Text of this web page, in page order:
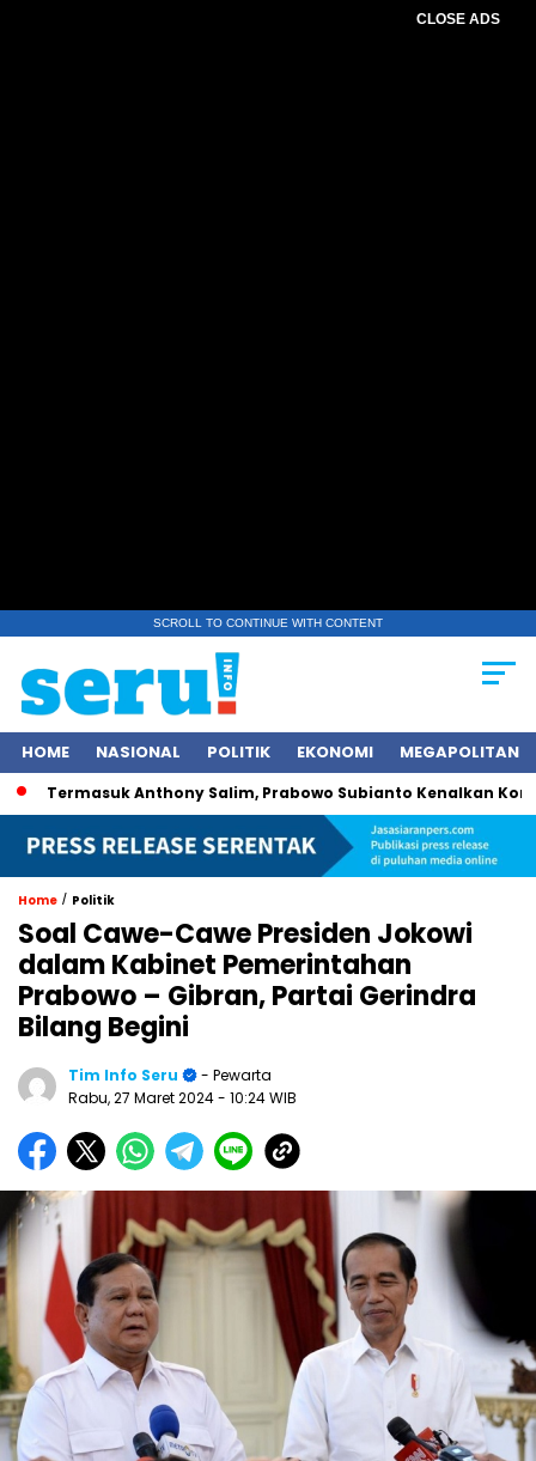
CLOSE ADS
SCROLL TO CONTINUE WITH CONTENT
HOME NASIONAL POLITIK EKONOMI MEGAPOLITAN
Termasuk Anthony Salim, Prabowo Subianto Kenalkan
Home / Politik
Soal Cawe-Cawe Presiden Jokowi
dalam Kabinet Pemerintahan
Prabowo – Gibran, Partai Gerindra
Bilang Begini
Tim Info Seru
- Pewarta
Rabu, 27 Maret 2024- 10:24 WIB